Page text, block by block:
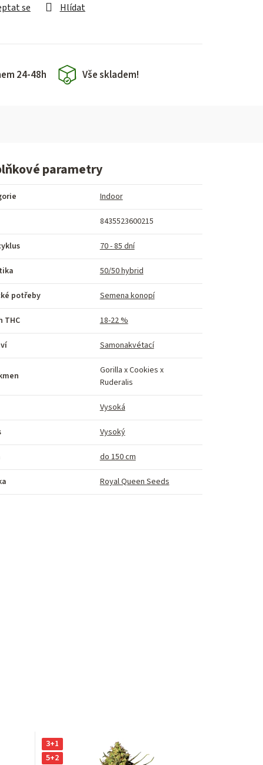
se Hlídat
24-48h Vše skladem!
parametry
Indoor
8435523600215
70 - 85 dní
50/50 hybrid
potřeby Semena konopí
THC 18-22 %
Samonakvétací
Gorilla x Cookies x
Ruderalis
Vysoká
Vysoký
do 150 cm
Royal Queen Seeds
3+1
5+2